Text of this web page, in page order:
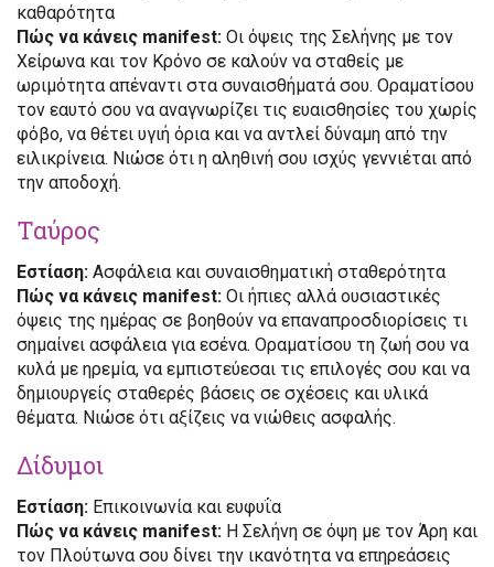
καθαρότητα
Πώς να κάνεις manifest: Οι όψεις της Σελήνης με τον
Χείρωνα και τον Κρόνο σε καλούν να σταθείς με
ωριμότητα απέναντι στα συναισθήματά σου. Οραματίσου
τον εαυτό σου να αναγνωρίζει τις ευαισθησίες του χωρίς
φόβο, να θέτει υγιή όρια και να αντλεί δύναμη από την
ειλικρίνεια. Νιώσε ότι η αληθινή σου ισχύς γεννιέται από
την αποδοχή.
Ταύρος
Εστίαση: Ασφάλεια και συναισθηματική σταθερότητα
Πώς να κάνεις manifest: Οι ήπιες αλλά ουσιαστικές
όψεις της ημέρας σε βοηθούν να επαναπροσδιορίσεις τι
σημαίνει ασφάλεια για εσένα. Οραματίσου τη ζωή σου να
κυλά με ηρεμία, να εμπιστεύεσαι τις επιλογές σου και να
δημιουργείς σταθερές βάσεις σε σχέσεις και υλικά
θέματα. Νιώσε ότι αξίζεις να νιώθεις ασφαλής.
Δίδυμοι
Εστίαση: Επικοινωνία και ευφυΐα
Πώς να κάνεις manifest: Η Σελήνη σε όψη με τον Άρη και
τον Πλούτωνα σου δίνει την ικανότητα να επηρεάσεις